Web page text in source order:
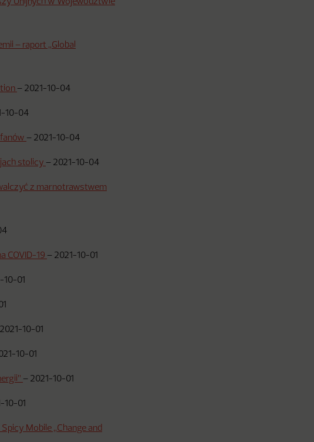
Unijnych w Województwie
– raport „Global
– 2021-10-04
10-04
– 2021-10-04
stolicy – 2021-10-04
z marnotrawstwem
COVID-19 – 2021-10-01
10-01
2021-10-01
10-01
– 2021-10-01
10-01
Mobile „Change and